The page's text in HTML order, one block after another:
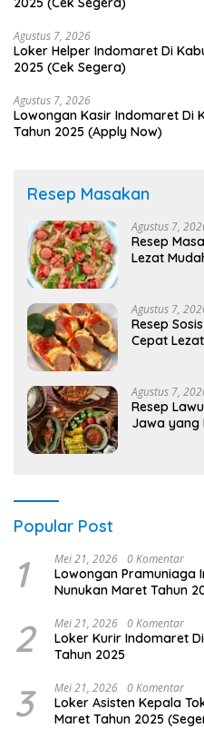
Agustus 7, 2026
Loker Helper Indomaret Di
2025 (Cek Segera)
Agustus 7, 2026
Lowongan Kasir Indomaret Di
Tahun 2025 (Apply Now)
Resep Masakan
Agustus 7,
Resep
Lezat
Agustus 7,
Resep
Cepat
Agustus 7,
Resep
Jawa yang
Popular Post
1 Mei 21, 2026 0 Komentar
Lowongan Pramuniaga
Nunukan Maret Tahun
2 Mei 21, 2026 0 Komentar
Loker Kurir Indomaret
Tahun 2025
3 Mei 21, 2026 0 Komentar
Loker Asisten Kepala
Maret Tahun 2025